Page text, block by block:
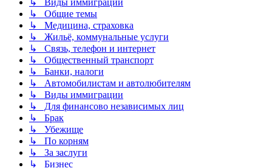
↳ Общие темы
↳ Медицина, страховка
↳ Жильё, коммунальные услуги
↳ Связь, телефон и интернет
↳ Общественный транспорт
↳ Банки, налоги
↳ Автомобилистам и автолюбителям
↳ Виды иммиграции
↳ Для финансово независимых лиц
↳ Брак
↳ Убежище
↳ По корням
↳ За заслуги
↳ Бизнес